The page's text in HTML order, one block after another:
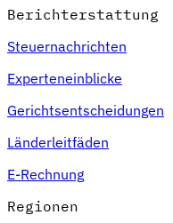
Berichterstattung
Steuernachrichten
Experteneinblicke
Gerichtsentscheidungen
Länderleitfäden
E-Rechnung
Regionen